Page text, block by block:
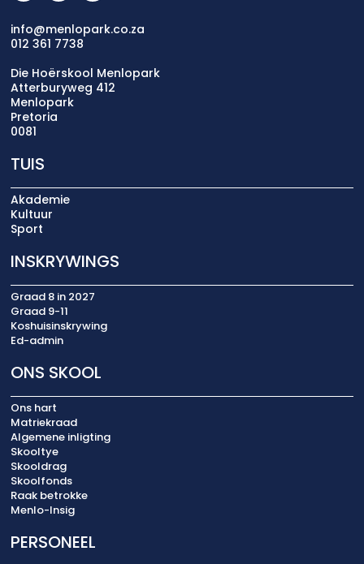
info@menlopark.co.za
012 361 7738
Die Hoërskool Menlopark
Atterburyweg 412
Menlopark
Pretoria
0081
TUIS
Akademie
Kultuur
Sport
INSKRYWINGS
Graad 8 in 2027
Graad 9-11
Koshuisinskrywing
Ed-admin
ONS SKOOL
Ons hart
Matriekraad
Algemene inligting
Skooltye
Skooldrag
Skoolfonds
Raak betrokke
Menlo-Insig
PERSONEEL